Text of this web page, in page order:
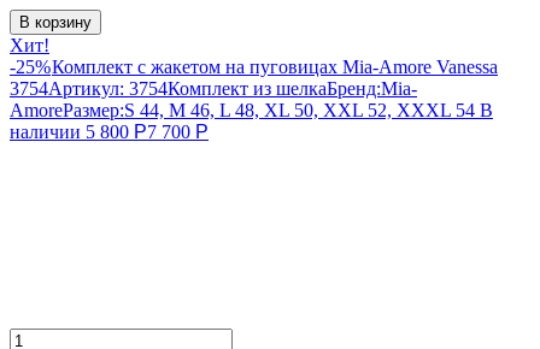
В корзину
Хит!
-25%Комплект с жакетом на пуговицах Mia-Amore Vanessa
3754Артикул: 3754Комплект из шелкаБренд:Mia-
AmoreРазмер:S 44, M 46, L 48, XL 50, XXL 52, XXXL 54 В
наличии 5 800 Р7 700 Р